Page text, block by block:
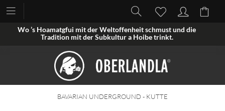
Wo ’s Hoamatgfui mit der Weltoffenheit schmust und die
Tradition mit der Subkultur a Hoibe trinkt.
BAVARIAN UNDERGROUND - KUTTE